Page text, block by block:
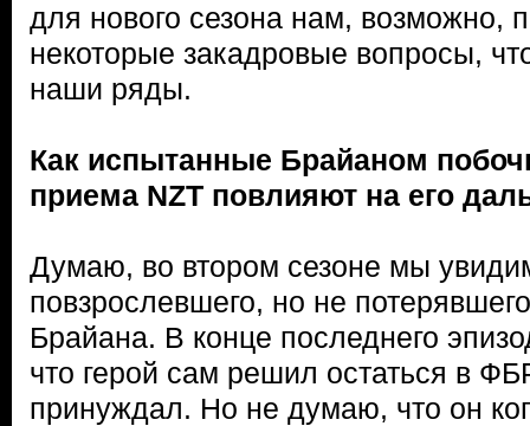
для нового сезона нам, возможно,
некоторые закадровые вопросы,
наши ряды.
Как испытанные Брайаном
приема NZT повлияют на его
Думаю, во втором сезоне мы
повзрослевшего, но не
Брайана. В конце последнего
что герой сам решил остаться в
принуждал. Но не думаю, что он